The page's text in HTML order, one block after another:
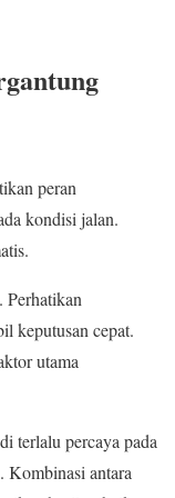
peran
kondisi jalan.
Perhatikan
keputusan cepat.
utama
terlalu percaya pada
Kombinasi antara